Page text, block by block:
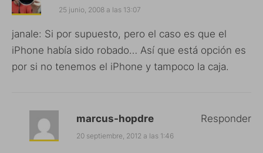
25 junio, 2008 a las 13:07
janale: Si por supuesto, pero el caso es que el
iPhone había sido robado… Así que está opción es
por si no tenemos el iPhone y tampoco la caja.
marcus-hopdre
20 septiembre, 2012 a las 1:46
Responder